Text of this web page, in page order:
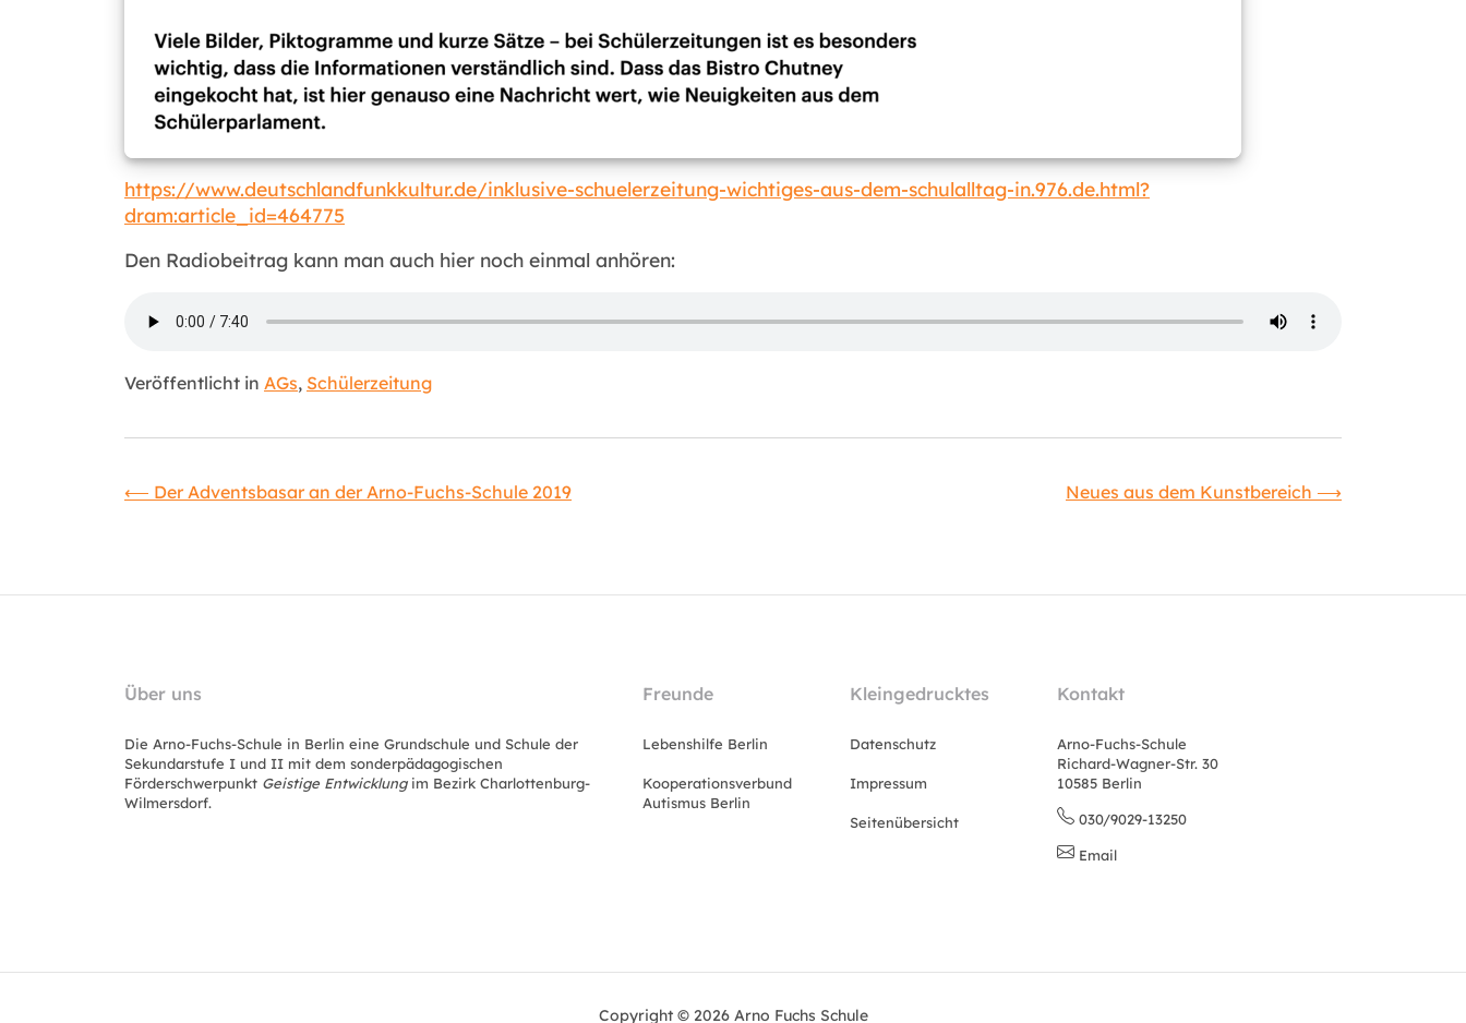
https://www.deutschlandfunkkultur.de/inklusive-schuelerzeitung-wichtiges-aus-dem-schulalltag-in.976.de.html?
dram:article_id=464775
Den Radiobeitrag kann man auch hier noch einmal anhören:
Veröffentlicht in AGs, Schülerzeitung
Beitragsnavigation
⟵ Der Adventsbasar an der Arno-Fuchs-Schule 2019 Neues aus dem Kunstbereich ⟶
Über uns
Die Arno-Fuchs-Schule in Berlin eine Grundschule und Schule der
Sekundarstufe I und II mit dem sonderpädagogischen
Förderschwerpunkt Geistige Entwicklungim Bezirk Charlottenburg-
Wilmersdorf.
Freunde
Lebenshilfe Berlin
Kooperationsverbund
Autismus Berlin
Kleingedrucktes
Datenschutz
Impressum
Seitenübersicht
Kontakt
Arno-Fuchs-Schule
Richard-Wagner-Str. 30
10585 Berlin
030/9029-13250
Email